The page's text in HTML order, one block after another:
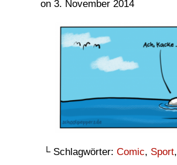
on 3. November 2014
└ Schlagwörter: Comic, Sport